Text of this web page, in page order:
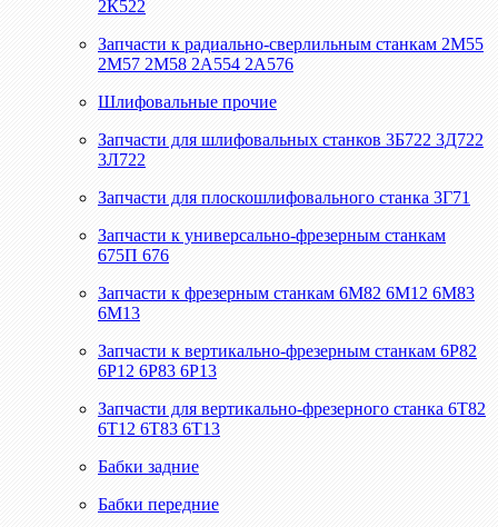
2К522
Запчасти к радиально-сверлильным станкам 2М55
2М57 2М58 2А554 2А576
Шлифовальные прочие
Запчасти для шлифовальных станков 3Б722 3Д722
3Л722
Запчасти для плоскошлифовального станка 3Г71
Запчасти к универсально-фрезерным станкам
675П 676
Запчасти к фрезерным станкам 6М82 6М12 6М83
6М13
Запчасти к вертикально-фрезерным станкам 6Р82
6Р12 6Р83 6Р13
Запчасти для вертикально-фрезерного станка 6Т82
6Т12 6Т83 6Т13
Бабки задние
Бабки передние